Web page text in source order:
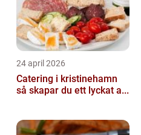
24 april 2026
Catering i kristinehamn
så skapar du ett lyckat a...